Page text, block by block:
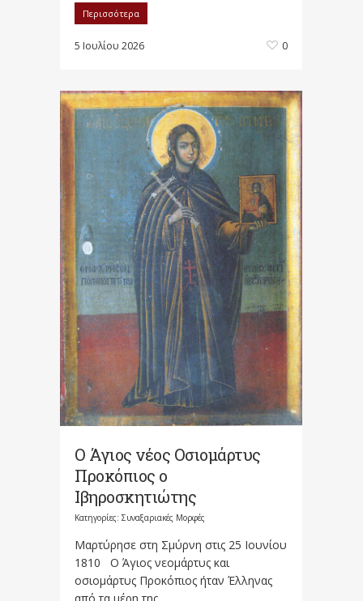
Περισσότερα
5 Ιουλίου 2026 0
Ο Άγιος νέος Οσιομάρτυς
Προκόπιος ο
Ιβηροσκητιώτης
Κατηγορίες: Συναξαριακές Μορφές
Μαρτύρησε στη Σμύρνη στις 25 Ιουνίου
1810 Ο Άγιος νεομάρτυς και
οσιομάρτυς Προκόπιος ήταν Έλληνας